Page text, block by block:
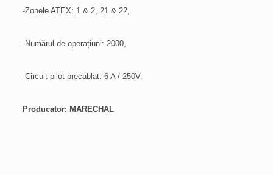
-Zonele ATEX: 1 & 2, 21 & 22,
-Numărul de operațiuni: 2000,
-Circuit pilot precablat: 6 A / 250V.
Producator: MARECHAL